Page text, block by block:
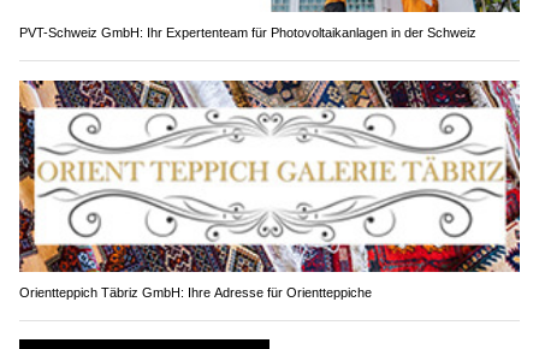
PVT-Schweiz GmbH: Ihr Expertenteam für Photovoltaikanlagen in der Schweiz
Orientteppich Täbriz GmbH: Ihre Adresse für Orientteppiche